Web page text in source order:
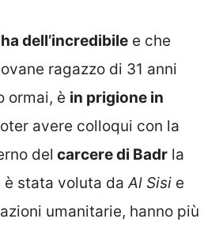
dell’incredibile e che
ragazzo di 31 anni
ormai, è in prigione in
avere colloqui con la
del carcere di Badr la
stata voluta da Al Sisi e
umanitarie, hanno più